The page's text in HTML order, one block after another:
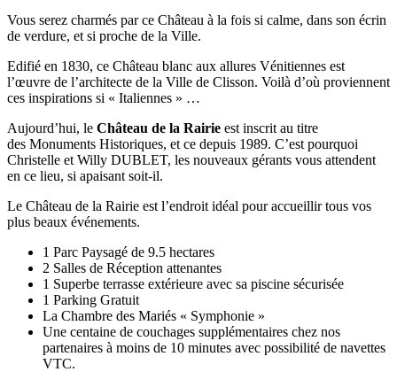
Vous serez charmés par ce Château à la fois si calme, dans son écrin
de verdure, et si proche de la Ville.
Edifié en 1830, ce Château blanc aux allures Vénitiennes est
l’œuvre de l’architecte de la Ville de Clisson. Voilà d’où proviennent
ces inspirations si « Italiennes » …
Aujourd’hui, le Château de la Rairie est inscrit au titre
des Monuments Historiques, et ce depuis 1989. C’est pourquoi
Christelle et Willy DUBLET, les nouveaux gérants vous attendent
en ce lieu, si apaisant soit-il.
Le Château de la Rairie est l’endroit idéal pour accueillir tous vos
plus beaux événements.
1 Parc Paysagé de 9.5 hectares
2 Salles de Réception attenantes
1 Superbe terrasse extérieure avec sa piscine sécurisée
1 Parking Gratuit
La Chambre des Mariés « Symphonie »
Une centaine de couchages supplémentaires chez nos
partenaires à moins de 10 minutes avec possibilité de navettes
VTC.